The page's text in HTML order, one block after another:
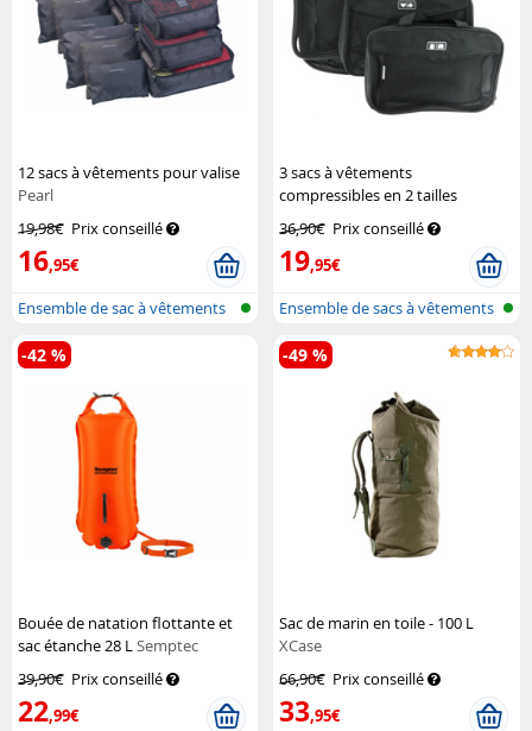
12 sacs à vêtements pour valise
Pearl
19,98€ Prix conseillé
16,95€
Ensemble de sac à vêtements
3 sacs à vêtements
compressibles en 2 tailles
36,90€ Prix conseillé
19,95€
Ensemble de sacs à vêtements
compré...
Bouée de natation flottante et
sac étanche 28 LSemptec
39,90€ Prix conseillé
22,99€
-42 %
Sac de marin en toile - 100 L
XCase
66,90€ Prix conseillé
33,95€
-49 %